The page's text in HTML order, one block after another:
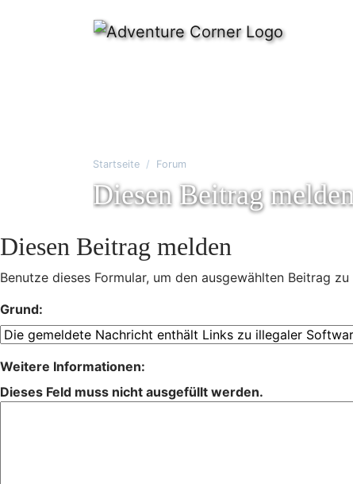
Startseite Forum
Diesen Beitrag
Diesen Beitrag melden
Benutze dieses Formular, um den ausgewählten Beitrag
Grund:
Weitere Informationen:
Dieses Feld muss nicht ausgefüllt werden.